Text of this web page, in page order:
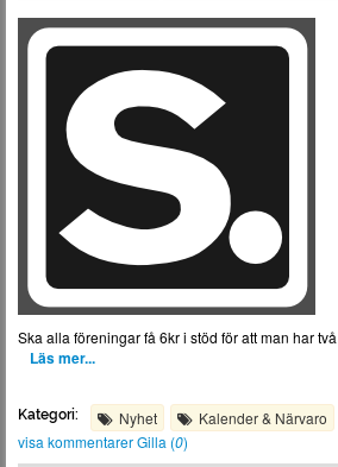
Ska alla föreningar få 6kr i stöd för att man har
Läs mer...
Kategori: Nyhet
Kalender & Närvaro
visa kommentarerGilla (0)